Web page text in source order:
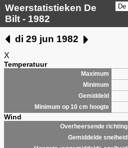
Weerstatistieken De
Bilt - 1982
di 29 jun 1982
X
Temperatuur
Maximum
Minimum
Gemiddeld
Minimum op 10 cm hoogte
Wind
Overheersende richting
Gemiddelde snelheid